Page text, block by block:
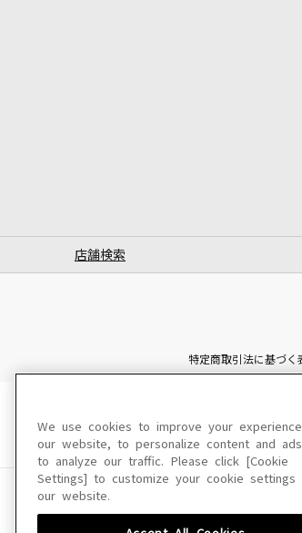
店舗検索
特定商取引法に基づく
このサイトに掲載さ
We use cookies to improve your
our website, to personalize content and
to analyze our traffic. Please click [Cookie
Settings] to customize your cookie settings
our website.